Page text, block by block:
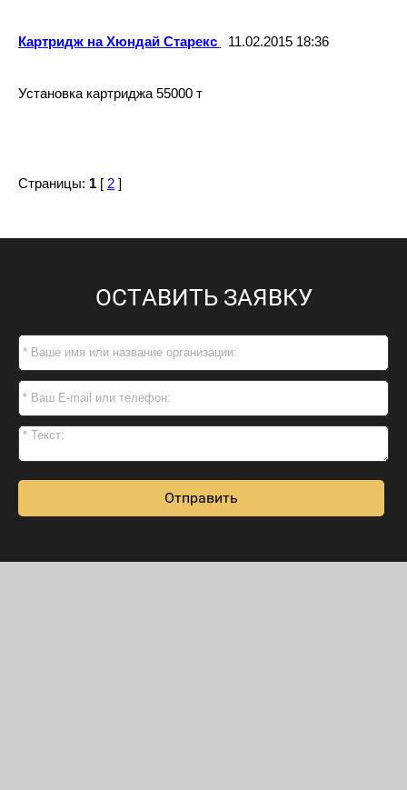
Картридж на Хюндай Старекс 11.02.2015 18:36
Установка картриджа 55000 т
Страницы: 1 [ 2 ]
ОСТАВИТЬ ЗАЯВКУ
Отправить